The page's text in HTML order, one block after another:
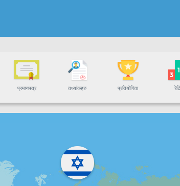
प्रमाणपत्र तथ्यांकहरु प्रतियोगिता